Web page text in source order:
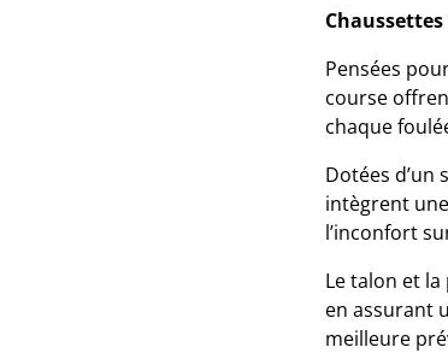
Pensées
course
chaque
Dotées d’un
intègrent
l’inconfort
Le talon et
en assurant
meilleure